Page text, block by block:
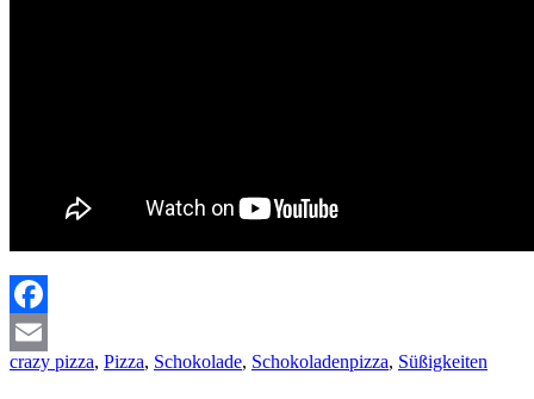
Facebook
Email
crazy pizza, Pizza, Schokolade, Schokoladenpizza, Süßigkeiten